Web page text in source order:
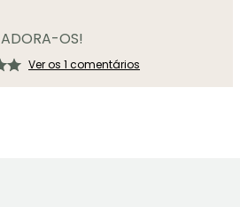
ADORA-OS!
Ver os 1 comentários